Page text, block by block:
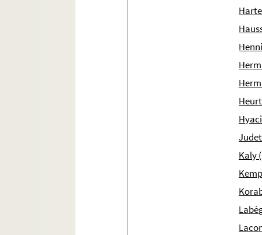
Ms 2021 (1887). Notice historique sur la
Ms 2022 (1888). Catalogue des Archives
Ms 2023 (1889). « Recueil des principaux
Ms 2024 (1890). « Livre de recette et dépense
Kaly